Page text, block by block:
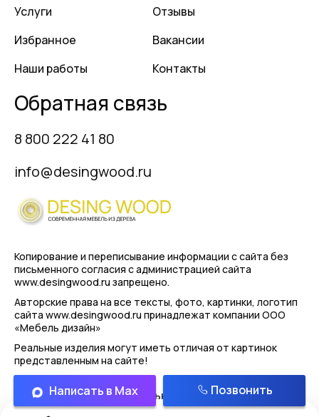
Услуги
Избранное
Наши работы
Отзывы
Вакансии
Контакты
Обратная связь
8 800 222 41 80
info@desingwood.ru
Копирование и переписывание информации с сайта без
письменного согласия с администрацией сайта
www.desingwood.ru запрещено.
Авторские права на все тексты, фото, картинки, логотип
сайта www.desingwood.ru принадлежат компании ООО
«Мебель дизайн»
Реальные изделия могут иметь отличая от картинок
представленным на сайте!
Политика конфиденциальности
Написать в Max Позвонить